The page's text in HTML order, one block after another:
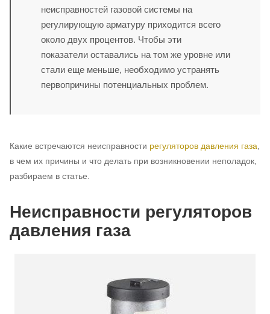
неисправностей газовой системы на
регулирующую арматуру приходится всего
около двух процентов. Чтобы эти
показатели оставались на том же уровне или
стали еще меньше, необходимо устранять
первопричины потенциальных проблем.
Какие встречаются неисправности регуляторов давления газа
в чем их причины и что делать при возникновении неполадок,
разбираем в статье.
Неисправности регуляторов
давления газа